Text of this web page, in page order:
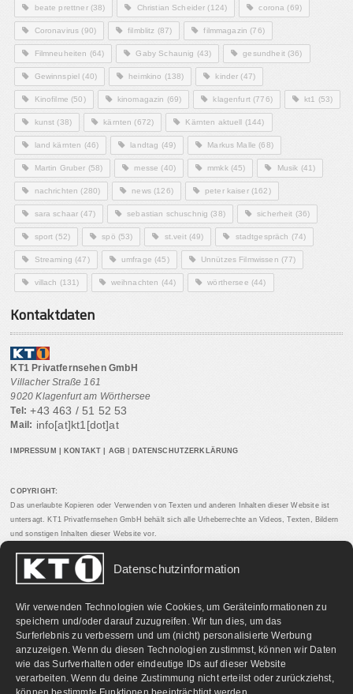
Datenschutzinformation
Wir verwenden Technologien wie Cookies, um Geräteinformationen zu
speichern und/oder darauf zuzugreifen. Wir tun dies, um das
Surferlebnis zu verbessern und um (nicht) personalisierte Werbung
anzuzeigen. Wenn du diesen Technologien zustimmst, können wir Daten
wie das Surfverhalten oder eindeutige IDs auf dieser Website
verarbeiten. Wenn du deine Zustimmung nicht erteilst oder zurückziehst,
beate prettner(38) Christian Scheider (124) corona (69)
Coronavirus (90) filmblitz (87) filmmagazin (76)
Filmneuheiten (64) Gaby Schaunig (43) gesundheit(36)
Gewinnspiel (40) heimkino (138) kinder (47)
Kinofilme (50) kinomagazin (69) klagenfurt(776) kt1 (53)
kunst (38) kärnten (672) Kärnten aktuell (144)
land kärnten (46) landtag (49) Markus Malle (68)
Martin Gruber (58) messe (40) mmkk(45) Musik (41)
nachrichten (280) news(126) peter kaiser(162)
sara schaar (47) sebastian schuschnig (38) sicherheit (36)
sport (52) spö (53) st.veit(49) stadtgespräch (74)
Streaming (47) umfrage (45) Unnützes Filmwissen (77)
villach (131) weihnachten (44) wörthersee (44)
Kontaktdaten
KT1 Privatfernsehen GmbH
Villacher Straße 161
9020 Klagenfurt am Wörthersee
Tel: +43 463 / 51 52 53
Mail: info[at]kt1[dot]at
IMPRESSUM KONTAKT AGB DATENSCHUTZERKLÄRUNG
COPYRIGHT:
Das unerlaubte Kopieren oder Verwenden von Texten und anderen Inhalten dieser Website ist
untersagt. KT1 Privatfernsehen GmbH behält sich alle Urheberrechte an Videos, Texten, Bildern
und sonstigen Inhalten dieser Website vor.
PARTNERLINKS: